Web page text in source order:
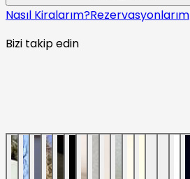
Nasıl Kiralarım?Rezervasyonlarım
Bizi takip edin